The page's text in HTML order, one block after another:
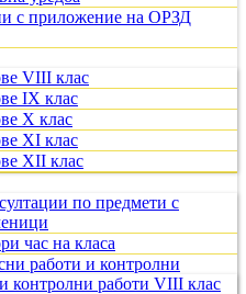
с приложение на ОРЗД
VIII клас
IX клас
X клас
XI клас
XII клас
по предмети с
час на класа
работи и контролни
контролни работи VIII клас